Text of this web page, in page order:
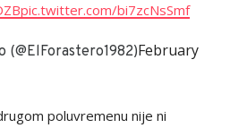
pic.twitter.com/bi7zcNsSmf
February
poluvremenu nije ni